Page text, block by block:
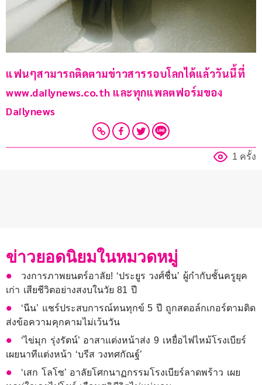
แฟนๆสามารถติดตามข่าวสารรอบโลกได้แล้ววันนี้ที่
www.dailynews.co.th และทุกแพลตฟอร์มของ
Dailynews
1 ครั้ง
ข่าวยอดนิยมในหมวดหมู่
วงการภาพยนตร์อาลัย! ‘ประยูร วงศ์ชื่น’ ผู้กำกับชั้นครูยุค
เก่า เสียชีวิตอย่างสงบในวัย 81 ปี
‘นีน’ แชร์ประสบการณ์ทนทุกข์ 5 ปี ถูกสตอล์กเกอร์ตามติด
ส่งข้อความคุกคามไม่เว้นวัน
‘ไข่มุก รุ่งรัตน์’ อาสาแต่งหน้าส่ง 9 เหยื่อไฟไหม้โรงเบียร์
เผยนาทีแต่งหน้า ‘บรีส วงทศกัณฐ์’
‘เสก โลโซ’ อาลัยโศกนาฏกรรมโรงเบียร์ลาดพร้าว เผย